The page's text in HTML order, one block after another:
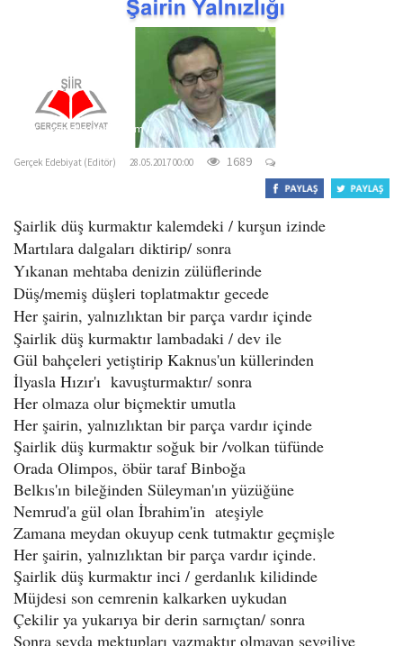
gercekedebiyat.com
Gerçek Edebiyat (Editör) 28.05.2017 00:00 1689
Şairlik düş kurmaktır kalemdeki / kurşun izinde
Martılara dalgaları diktirip/ sonra
Yıkanan mehtaba denizin zülüflerinde
Düş/memiş düşleri toplatmaktır gecede
Her şairin, yalnızlıktan bir parça vardır içinde
Şairlik düş kurmaktır lambadaki / dev ile
Gül bahçeleri yetiştirip Kaknus'un küllerinden
İlyasla Hızır'ı kavuşturmaktır/ sonra
Her olmaza olur biçmektir umutla
Her şairin, yalnızlıktan bir parça vardır içinde
Şairlik düş kurmaktır soğuk bir /volkan tüfünde
Orada Olimpos, öbür taraf Binboğa
Belkıs'ın bileğinden Süleyman'ın yüzüğüne
Nemrud'a gül olan İbrahim'in ateşiyle
Zamana meydan okuyup cenk tutmaktır geçmişle
Her şairin, yalnızlıktan bir parça vardır içinde.
Şairlik düş kurmaktır inci / gerdanlık kilidinde
Müjdesi son cemrenin kalkarken uykudan
Çekilir ya yukarıya bir derin sarnıçtan/ sonra
Sonra sevda mektupları yazmaktır olmayan sevgiliye